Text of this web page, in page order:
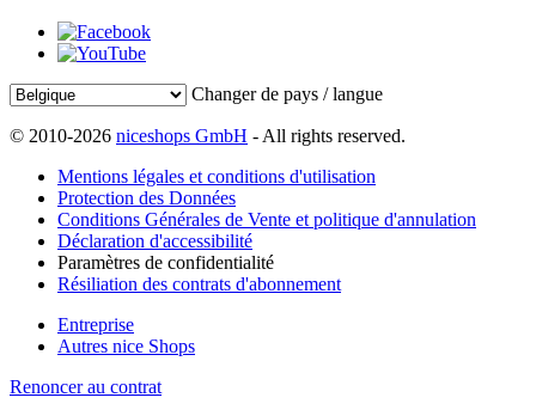
Changer de pays / langue
© 2010-2026 niceshops GmbH - All rights reserved.
Mentions légales et conditions d'utilisation
Protection des Données
Conditions Générales de Vente et politique d'annulation
Déclaration d'accessibilité
Paramètres de confidentialité
Résiliation des contrats d'abonnement
Entreprise
Autres nice Shops
Renoncer au contrat